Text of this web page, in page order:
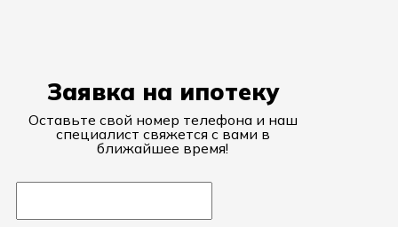
Заявка на ипотеку
Оставьте свой номер телефона и наш
специалист свяжется с вами в
ближайшее время!